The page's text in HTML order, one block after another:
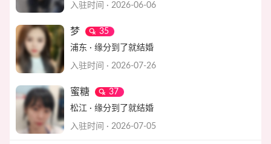
入驻时间 · 2026-06-06
梦
35
浦东 · 缘分到了就结婚
入驻时间 · 2026-07-26
蜜糖
37
松江 · 缘分到了就结婚
入驻时间 · 2026-07-05